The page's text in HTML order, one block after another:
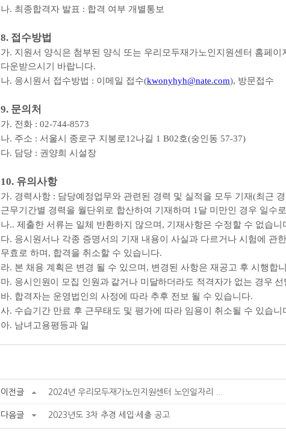
나. 최종합격자 발표 : 합격 여부 개별통보
8. 접수방법
가. 지원서 양식은 첨부된 양식 또는 우리모두재가노인지원센터 홈페이
다운받으시기 바랍니다.
나. 응시원서 접수방법 : 이메일 접수(kwonyhyh@nate.com), 방문접수
9. 문의처
가. 전화 : 02-744-8573
나. 주소 : 서울시 종로구 지봉로12나길 1 B02호(숭인동 57-37)
다. 담당 : 권양희 시설장
10. 유의사항
가. 경력사항 : 담당예정업무와 관련된 경력 및 실적을 모두 기재(최근
근무기간별 경력을 월단위로 합산하여 기재하며 1 달 미만인 경우 일수
나.. 제출한 서류는 일체 반환하지 않으며 , 기재사항은 수정할 수 없습니
다. 응시원서나 각종 증명서의 기재 내용이 사실과 다르거나 시험에 관
무효로 하며 , 합격을 취소할 수 있습니다.
라. 본 채용 계획은 변경 될 수 있으며 , 변경된 사항은 재공고 후 시행합
마. 응시인원이 모집 인원과 같거나 미달하더라도 적격자가 없는 경우
바. 합격자는 운영법인의 사정에 따라 추후 전보 될 수 있습니다.
사. 수습기간 만료 후 근무태도 및 평가에 따라 임용이 취소될 수 있습니
아. 남녀고용평등과 일
이전글 2024년 우리모두재가노인지원센터 노인일자리 ...
다음글 2023년도 3차 추경 세입·세출 공고